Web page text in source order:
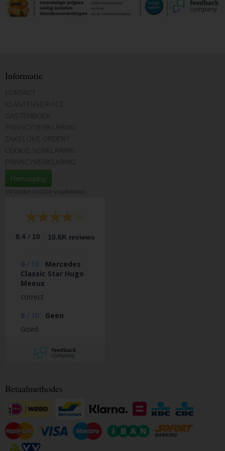
Informatie
Herroeping
8.4 / 10 10.6K reviews
9 / 10
Mercedes
Classic Star Hugo
Meeus
correct
8 / 10
Geen
Goed
Betaalmethodes